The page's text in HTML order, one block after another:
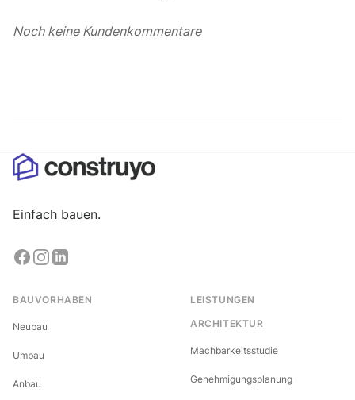
Noch keine Kundenkommentare
Einfach bauen.
BAUVORHABEN
Neubau
Umbau
Anbau
LEISTUNGEN
ARCHITEKTUR
Machbarkeitsstudie
Genehmigungsplanung